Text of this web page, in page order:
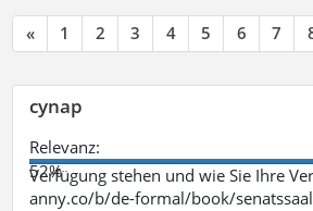
« 1 2 3 4 5 6 7
cynap
Relevanz:
52%
Verfügung stehen und wie Sie Ihre
anny.co/b/de-formal/book/